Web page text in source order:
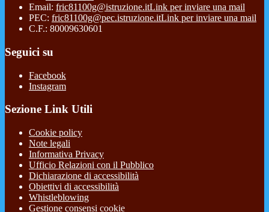
Email: fric81100g@istruzione.itLink per inviare una mail
PEC: fric81100g@pec.istruzione.itLink per inviare una mail
C.F.: 80009630601
Seguici su
Facebook
Instagram
Sezione Link Utili
Cookie policy
Note legali
Informativa Privacy
Ufficio Relazioni con il Pubblico
Dichiarazione di accessibilità
Obiettivi di accessibilità
Whistleblowing
Gestione consensi cookie